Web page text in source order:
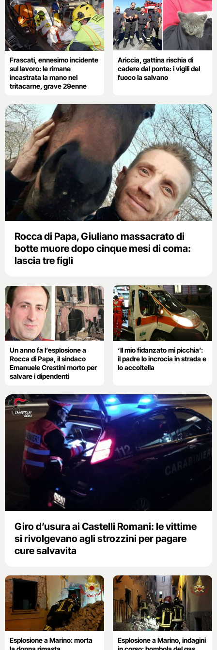
Frascati, ennesimo incidente
sul lavoro: le rimane
incastrata la mano nel
tritacarne, grave 29enne
Ariccia, gattina rischia di
cadere dal ponte: i vigili del
fuoco la salvano
Rocca di Papa, Giuliano massacrato di
botte muore dopo cinque mesi di coma:
lascia tre figli
Un anno fa l’esplosione a
Rocca di Papa, il sindaco
Emanuele Crestini morto per
salvare i dipendenti
‘Il mio fidanzato mi picchia’:
il padre lo incrocia in strada e
lo accoltella
Giro d’usura ai Castelli Romani: le vittime
si rivolgevano agli strozzini per pagare
cure salvavita
Esplosione a Marino: morta
Esplosione a Marino, indagini